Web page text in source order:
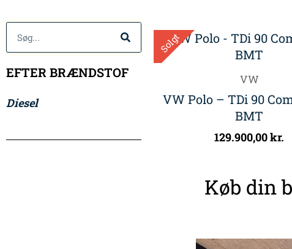
Søg
EFTER BRÆNDSTOF
Diesel
Solgt
VW
VW Polo – TDi 90
BMT
129.900,00kr.
Køb din